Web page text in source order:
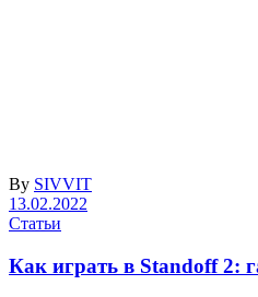
By SIVVIT
13.02.2022
Статьи
Как играть в Standoff 2: